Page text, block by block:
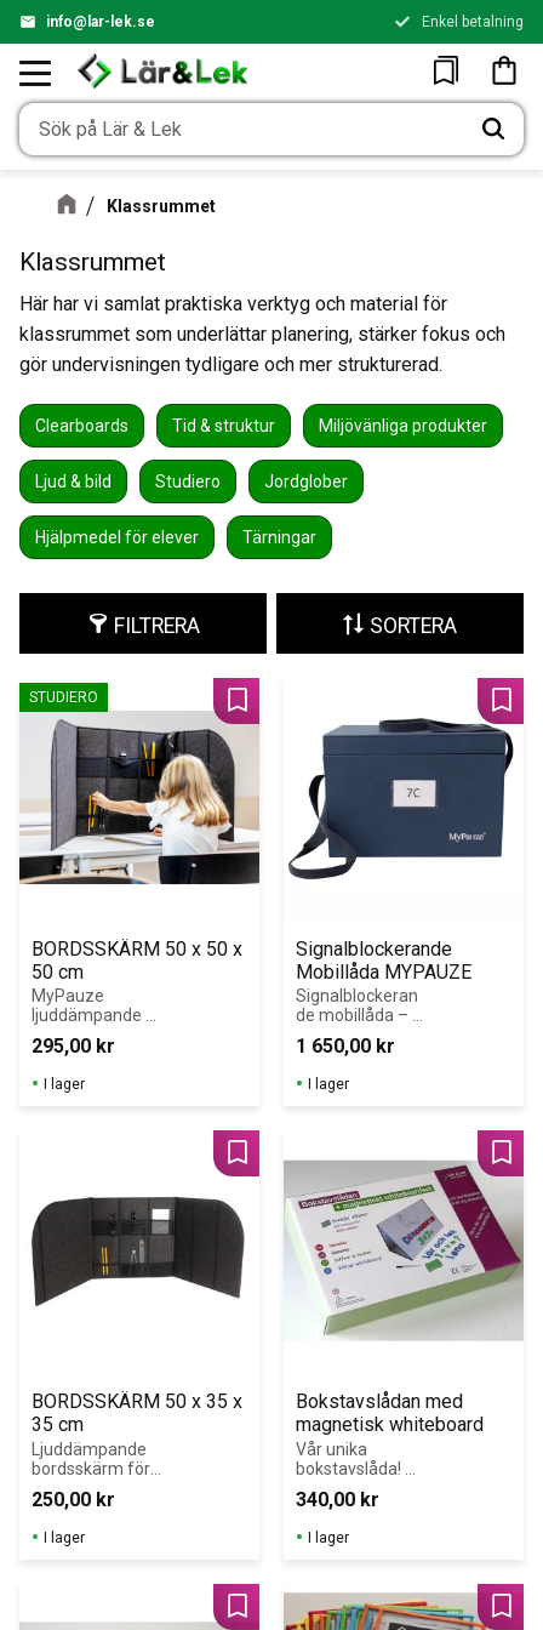
info@lar-lek.se Enkel betalning
Favoriter
Klassrummet
Klassrummet
Här har vi samlat praktiska verktyg och material för
klassrummet som underlättar planering, stärker fokus och
gör undervisningen tydligare och mer strukturerad.
Clearboards Tid & struktur Miljövänliga produkter
Ljud & bild Studiero Jordglober
Hjälpmedel för elever Tärningar
FILTRERA SORTERA
BORDSSKÄRM 50 x 50 x
50 cm
MyPauze
ljuddämpande
bordsskärm för
effektiv
avskärmning i
skolan.
295,00 kr
STUDIERO
Lägg till i favoriter
I lager
Signalblockerande
Mobillåda MYPAUZE
Signalblockeran
de mobillåda –
mobilfri lektion
med fokus och
arbetsro i
klassrummet
1 650,00 kr
I lager
BORDSSKÄRM 50 x 35 x
35 cm
Ljuddämpande
bordsskärm för
effektiv
avskärmning
mellan elever.
250,00 kr
Lägg till i favoriter
I lager
Bokstavslådan med
magnetisk whiteboard
Vår unika
bokstavslåda!
Perfekt för
individuell
träning och
grupparbete!
bokstäver i en
plastlåda med
340,00 kr
I lager
Lägg till i favoriter